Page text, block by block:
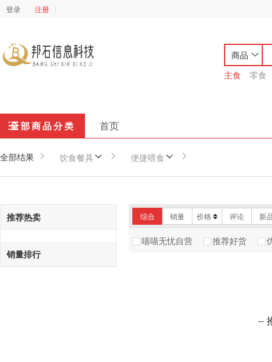
登录 注册
商品
主食
零食
全部商品分类 首页
全部结果 饮食餐具 便捷喂食
推荐热卖
销量排行
综合 销量 价格 评论 新
喵喵无忧自营 推荐好货
--